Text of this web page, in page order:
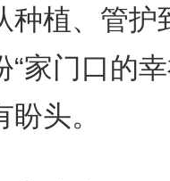
种植、管护
家门口的
头。